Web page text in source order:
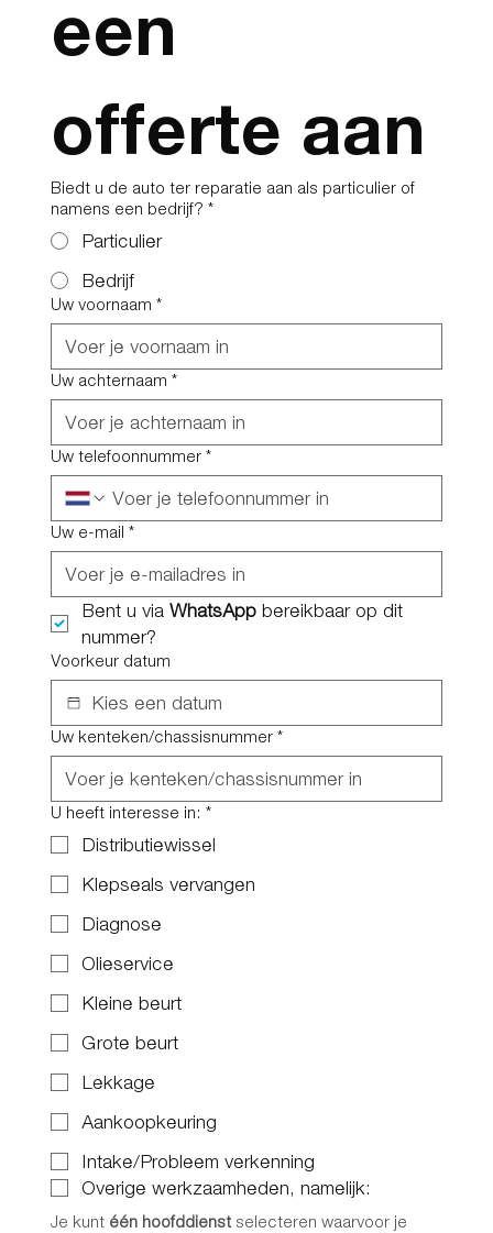
een
offerte aan
Biedt u de auto ter reparatie aan als particulier of
namens een bedrijf? *
Particulier
Bedrijf
Uw voornaam *
Uw achternaam *
Uw telefoonnummer *
Uw e-mail *
Bent u via WhatsApp bereikbaar op dit
nummer?
Voorkeur datum
Uw kenteken/chassisnummer *
U heeft interesse in: *
Distributiewissel
Klepseals vervangen
Diagnose
Olieservice
Kleine beurt
Grote beurt
Lekkage
Aankoopkeuring
Intake/Probleem verkenning
Overige werkzaamheden, namelijk:
Je kunt één hoofddienst selecteren waarvoor je